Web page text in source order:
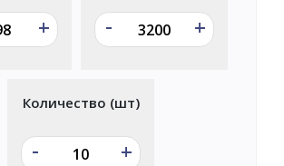
+ - +
Количество (шт)
- +